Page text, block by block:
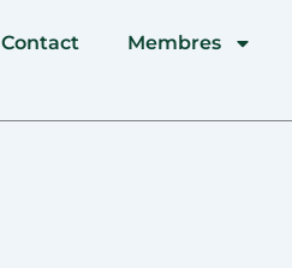
Contact Membres